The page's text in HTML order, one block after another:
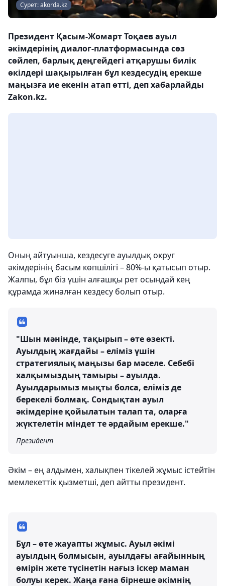
Сурет: akorda.kz
Президент Қасым-Жомарт Тоқаев ауыл
әкімдерінің диалог-платформасында сөз
сөйлеп, барлық деңгейдегі атқарушы билік
өкілдері шақырылған бұл кездесудің ерекше
маңызға ие екенін атап өтті, деп хабарлайды
Zakon.kz.
Оның айтуынша, кездесуге ауылдық округ
әкімдерінің басым көпшілігі – 80%-ы қатысып отыр.
Жалпы, бұл біз үшін алғашқы рет осындай кең
құрамда жиналған кездесу болып отыр.
"Шын мәнінде, тақырып – өте өзекті.
Ауылдың жағдайы – еліміз үшін
стратегиялық маңызы бар мәселе. Себебі
халқымыздың тамыры – ауылда.
Ауылдарымыз мықты болса, еліміз де
берекелі болмақ. Сондықтан ауыл
әкімдеріне қойылатын талап та, оларға
жүктелетін міндет те әрдайым ерекше."
Президент
Әкім – ең алдымен, халықпен тікелей жұмыс істейтін
мемлекеттік қызметші, деп айтты президент.
Бұл – өте жауапты жұмыс. Ауыл әкімі
ауылдың болмысын, ауылдағы ағайынның
өмірін жете түсінетін нағыз іскер маман
болуы керек. Жаңа ғана бірнеше әкімнің